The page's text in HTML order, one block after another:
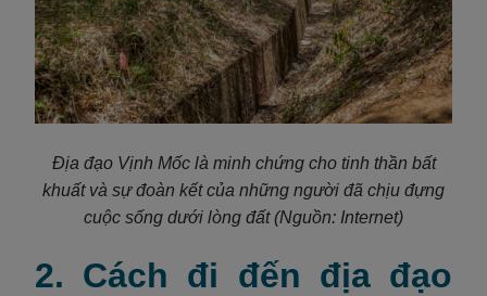
Địa đạo Vịnh Mốc là minh chứng cho tinh thần bất
khuất và sự đoàn kết của những người đã chịu đựng
cuộc sống dưới lòng đất(Nguồn: Internet)
2. Cách đi đến địa đạo